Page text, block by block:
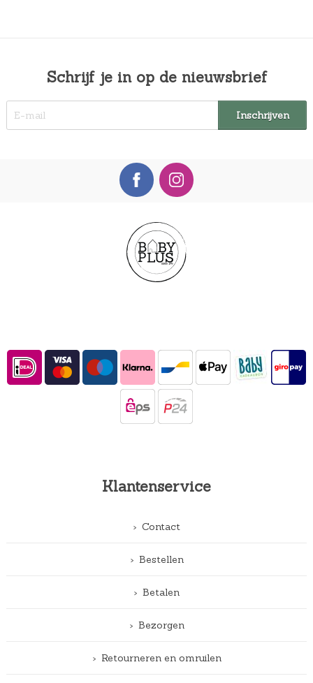
Schrijf je in op de nieuwsbrief
Klantenservice
Contact
Bestellen
Betalen
Bezorgen
Retourneren en omruilen